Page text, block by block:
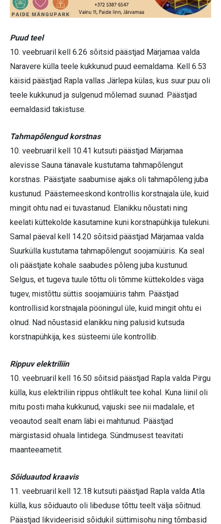
Puud teel
10. veebruaril kell 6.26 sõitsid päästjad Märjamaa valda
Naravere külla teele kukkunud puud eemaldama. Kell 6.53
käisid päästjad Rapla vallas Järlepa külas, kus suur puu oli
teele kukkunud ja sulgenud mõlemad suunad. Päästjad
eemaldasid takistuse.
Tahmapõlengud korstnas
10. veebruaril kell 10.41 kutsuti päästjad Märjamaa
alevisse Sauna tänavale kustutama tahmapõlengut
korstnas. Päästjate saabumise ajaks oli tahmapõleng juba
kustunud. Päästemeeskond kontrollis korstnajala üle, kuid
mingit ohtu nad ei tuvastanud. Elanikku nõustati ning
keelati küttekolde kasutamine kuni korstnapühkija tulekuni.
Samal päeval kell 14.20 sõitsid päästjad Märjamaa valda
Suurkülla kustutama tahmapõlengut soojamüüris. Ka seal
oli päästjate kohale saabudes põleng juba kustunud.
Selgus, et tugeva tuule tõttu oli tõmme küttekoldes väga
tugev, mistõttu süttis soojamüüris tahm. Päästjad
kontrollisid korstnajala pööningul üle, kuid mingit ohtu ei
olnud. Nad nõustasid elanikku ning palusid kutsuda
korstnapühkija, kes süsteemi üle kontrollib.
Rippuv elektriliin
10. veebruaril kell 16.50 sõitsid päästjad Rapla valda Pirgu
külla, kus elektriliin rippus ohtlikult tee kohal. Kuna liinil oli
mitu posti maha kukkunud, vajuski see nii madalale, et
veoautod sealt enam läbi ei mahtunud. Päästjad
märgistasid ohuala lintidega. Sündmusest teavitati
maanteeametit.
Sõiduautod kraavis
11. veebruaril kell 12.18 kutsuti päästjad Rapla valda Atla
külla, kus sõiduauto oli libeduse tõttu teelt välja sõitnud.
Päästjad likvideerisid sõidukil süttimisohu ning tõmbasid